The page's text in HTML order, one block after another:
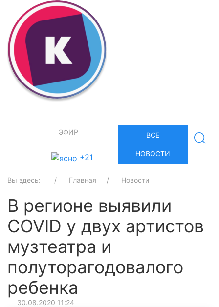
ЭФИР
+21
ВСЕ
НОВОСТИ
Вы здесь: Главная Новости
В регионе выявили
COVID у двух артистов
музтеатра и
полуторагодовалого
ребенка
30.08.2020 11:24